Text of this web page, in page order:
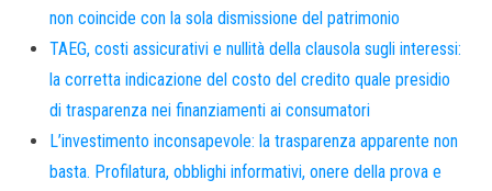
non coincide con la sola dismissione del patrimonio
TAEG, costi assicurativi e nullità della clausola sugli interessi:
la corretta indicazione del costo del credito quale presidio
di trasparenza nei finanziamenti ai consumatori
L’investimento inconsapevole: la trasparenza apparente non
basta. Profilatura, obblighi informativi, onere della prova e